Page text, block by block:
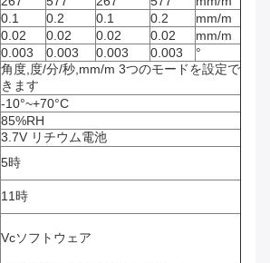
0.1 0.2 0.1 0.2
mm/m
0.02 0.02 0.02 0.02
mm/m
0.003 0.003 0.003 0.003
°
角度,度/分/秒,mm/m 3つのモードを設定で
きます
-10°~+70°C
85%RH
3.7V リチウム電池
5時
11時
Vcソフトウェア